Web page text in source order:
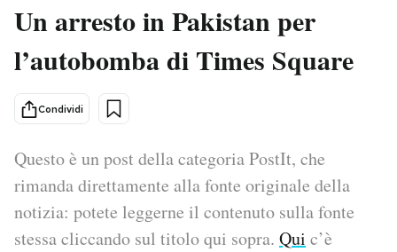
Italia
Politica
Tecnologia
Internet
Scienza
Cultura
Moda
Consumismi
Media
Europa
Un arresto in Pakistan per
l’autobomba di Times Square
Condividi
Questo è un post della categoria PostIt, che
rimanda direttamente alla fonte originale della
notizia: potete leggerne il contenuto sulla fonte
stessa cliccando sul titolo qui sopra. Qui c’è